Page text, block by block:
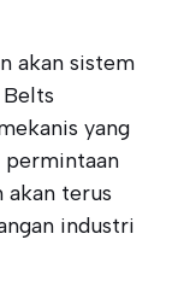
akan sistem
yang
permintaan
akan terus
industri